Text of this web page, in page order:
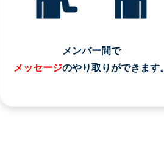
メンバー間で
メッセージのやり取りができます。